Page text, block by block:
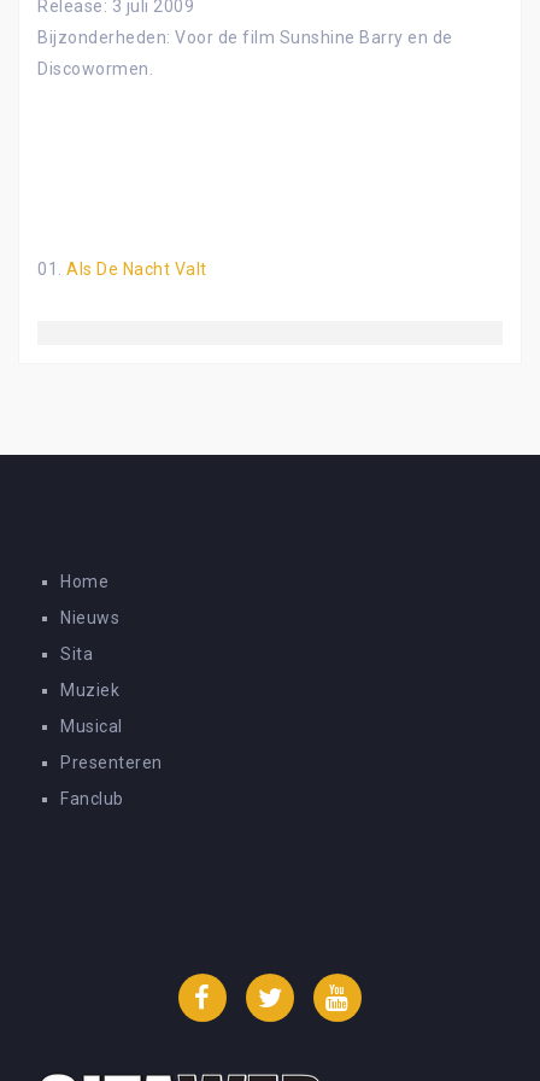
Release: 3 juli 2009
Bijzonderheden: Voor de film Sunshine Barry en de
Discowormen.
01. Als De Nacht Valt
Home
Nieuws
Sita
Muziek
Musical
Presenteren
Fanclub
FacebookTwitter YouTube